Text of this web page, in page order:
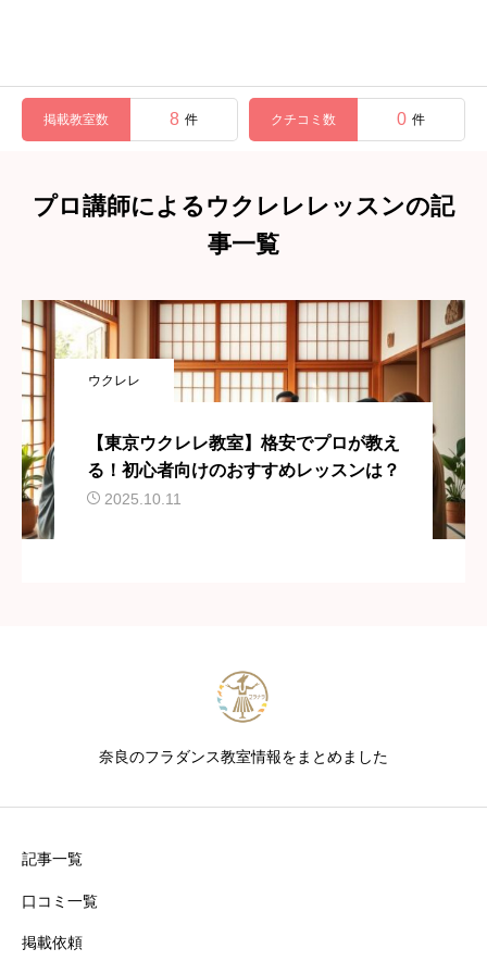
掲載教室数 8 件 クチコミ数 0 件
プロ講師によるウクレレレッスンの記
事一覧
ウクレレ
【東京ウクレレ教室】格安でプロが教え
る！初心者向けのおすすめレッスンは？
2025.10.11
奈良のフラダンス教室情報をまとめました
記事一覧
口コミ一覧
掲載依頼